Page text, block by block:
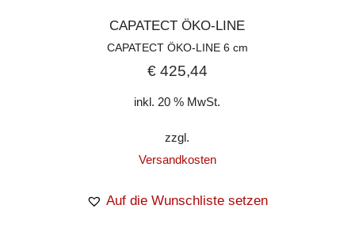
CAPATECT ÖKO-LINE
CAPATECT ÖKO-LINE 6 cm
€425,44
inkl. 20 % MwSt.
zzgl.
Versandkosten
Auf die Wunschliste setzen